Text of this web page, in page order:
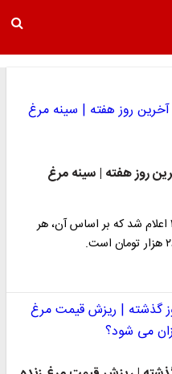
روز هفته | سینه مرغ
قیمت گوشت مرغ در تاریخ ۲۸ دی ۱۴۰۲ اعلام شد که بر اساس آن، هر